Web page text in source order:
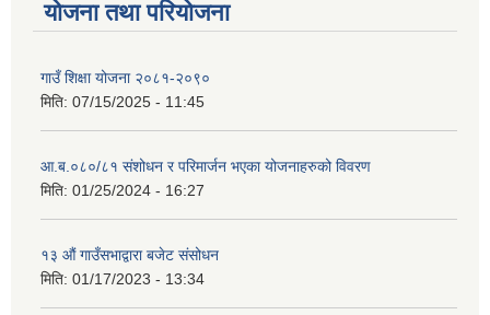
योजना तथा परियोजना
गाउँ शिक्षा योजना २०८१-२०९०
मिति: 07/15/2025 - 11:45
आ.ब.०८०/८१ संशोधन र परिमार्जन भएका योजनाहरुको विवरण
मिति: 01/25/2024 - 16:27
१३ औं गाउँसभाद्वारा बजेट संसोधन
मिति: 01/17/2023 - 13:34